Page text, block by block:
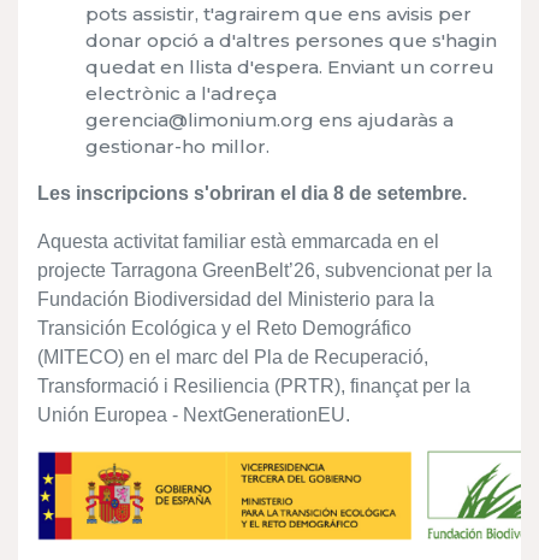
pots assistir, t'agrairem que ens avisis per
donar opció a d'altres persones que s'hagin
quedat en llista d'espera. Enviant un correu
electrònic a l'adreça
gerencia@limonium.org ens ajudaràs a
gestionar-ho millor.
Les inscripcions s'obriran el dia 8 de setembre.
Aquesta activitat familiar està emmarcada en el
projecte Tarragona GreenBelt’26, subvencionat per la
Fundación Biodiversidad del Ministerio para la
Transición Ecológica y el Reto Demográfico
(MITECO) en el marc del Pla de Recuperació,
Transformació i Resiliencia (PRTR), finançat per la
Unión Europea - NextGenerationEU.